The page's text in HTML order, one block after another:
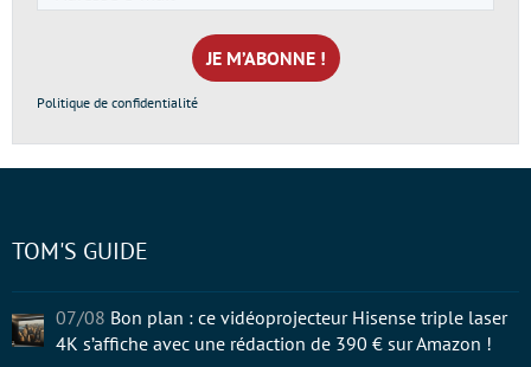
e-
mail
*
Politique de confidentialité
TOM'S GUIDE
07/08 Bon plan : ce vidéoprojecteur Hisense triple laser
4K s’affiche avec une rédaction de 390 € sur Amazon !